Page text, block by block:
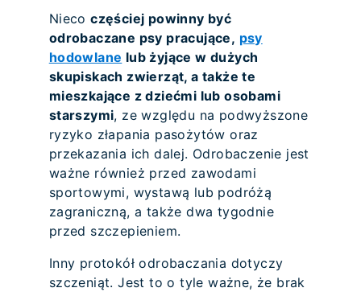
Niecoczęściej powinny być
odrobaczane psy pracujące, psy
hodowlane lub żyjące w dużych
skupiskach zwierząt, a także te
mieszkające z dziećmi lub osobami
starszymi, ze względu na podwyższone
ryzyko złapania pasożytów oraz
przekazania ich dalej. Odrobaczenie jest
ważne również przed zawodami
sportowymi, wystawą lub podróżą
zagraniczną, a także dwa tygodnie
przed szczepieniem.
Inny protokół odrobaczania dotyczy
szczeniąt. Jest to o tyle ważne, że brak